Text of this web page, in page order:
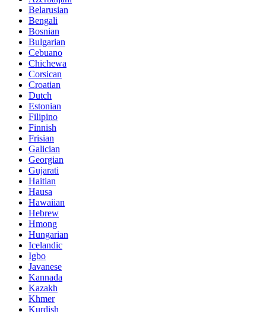
Belarusian
Bengali
Bosnian
Bulgarian
Cebuano
Chichewa
Corsican
Croatian
Dutch
Estonian
Filipino
Finnish
Frisian
Galician
Georgian
Gujarati
Haitian
Hausa
Hawaiian
Hebrew
Hmong
Hungarian
Icelandic
Igbo
Javanese
Kannada
Kazakh
Khmer
Kurdish